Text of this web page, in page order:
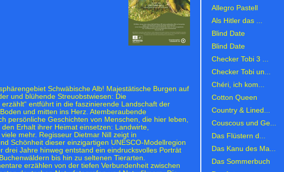
Schwäbische Alb! Majestätische Burgen auf
und blühende Streuobstwiesen: Die
entführt in die faszinierende Landschaft der
und mitten ins Herz. Atemberaubende
persönliche Geschichten von Menschen, die hier leben,
Erhalt ihrer Heimat einsetzen: Landwirte,
mehr. Regisseur Dietmar Nill zeigt in
Schönheit dieser einzigartigen UNESCO-Modellregion
drei Jahre hinweg entstand ein eindrucksvolles Porträt
bis hin zu seltenen Tierarten.
erzählen von der tiefen Verbundenheit zwischen
Allegro Pastell
Als Hitler das ...
Blind Date
Blind Date
Checker Tobi 3 ...
Checker Tobi un...
Chéri, ich kom...
Cotton Queen
Country & Lined...
Couscous und Ge...
Das Flüstern d...
Das Kanu des Ma...
Das Sommerbuch